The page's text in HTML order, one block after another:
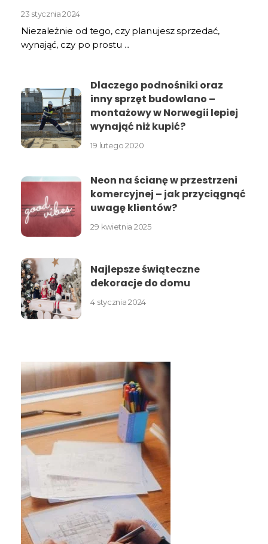
23 stycznia 2024
Niezależnie od tego, czy planujesz sprzedać,
wynająć, czy po prostu ...
Dlaczego podnośniki oraz
inny sprzęt budowlano –
montażowy w Norwegii lepiej
wynająć niż kupić?
19 lutego 2020
Neon na ścianę w przestrzeni
komercyjnej – jak przyciągnąć
uwagę klientów?
29 kwietnia 2025
Najlepsze świąteczne
dekoracje do domu
4 stycznia 2024